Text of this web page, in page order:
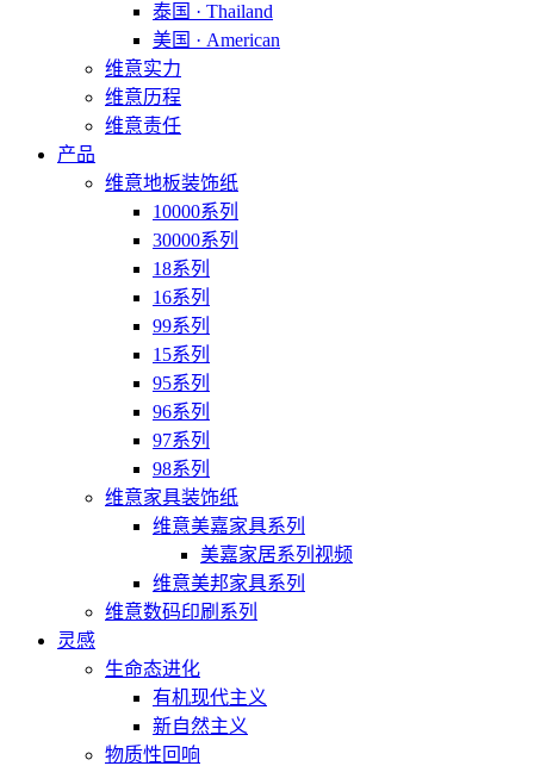
泰国 · Thailand
美国 · American
维意实力
维意历程
维意责任
产品
维意地板装饰纸
10000系列
30000系列
18系列
16系列
99系列
15系列
95系列
96系列
97系列
98系列
维意家具装饰纸
维意美嘉家具系列
美嘉家居系列视频
维意美邦家具系列
维意数码印刷系列
灵感
生命态进化
有机现代主义
新自然主义
物质性回响